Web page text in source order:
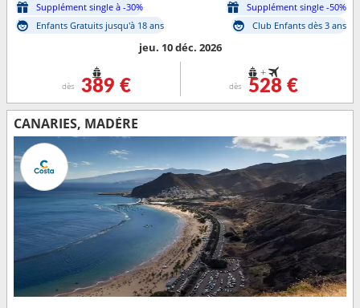
Supplément single à -30%
Supplément single -50%
Enfants Gratuits jusqu'à 18 ans
Club Enfants dès 3 ans
jeu. 10 déc. 2026
dès 389 €
+
dès 528 €
CANARIES, MADÈRE